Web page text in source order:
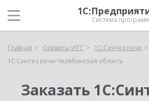
Система программ
Главная Сервисы ИТС
1С:Синтез речи
1С:Синтез речи Челябинская область
Заказать